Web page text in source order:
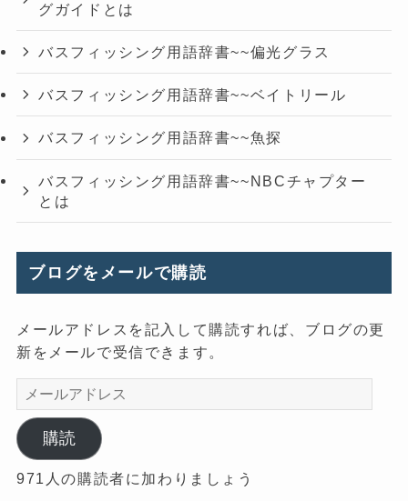
グガイドとは
バスフィッシング用語辞書~~偏光グラス
バスフィッシング用語辞書~~ベイトリール
バスフィッシング用語辞書~~魚探
バスフィッシング用語辞書~~NBCチャプター
とは
ブログをメールで購読
メールアドレスを記入して購読すれば、ブログの更
新をメールで受信できます。
メ
ー
ル
ア
ド
購読
971人の購読者に加わりましょう